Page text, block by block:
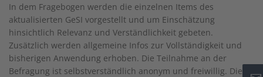
In dem Fragebogen werden die einzelnen Items des
aktualisierten GeSI vorgestellt und um Einschätzung
hinsichtlich Relevanz und Verständlichkeit gebeten.
Zusätzlich werden allgemeine Infos zur Vollständigkeit und
bisherigen Anwendung erhoben. Die Teilnahme an der
Befragung ist selbstverständlich anonym und freiwillig. Die